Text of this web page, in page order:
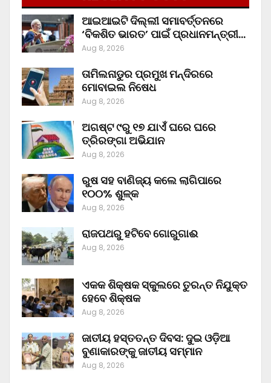
ଆଇଆଇଟି ଦିଲ୍ଲୀ ସମାବର୍ତ୍ତନରେ
‘ବିକଶିତ ଭାରତ’ ପାଇଁ ପ୍ରଧାନମନ୍ତ୍ରୀ…
Aug 8, 2026
ତାମିଲନାଡୁର ପ୍ରମୁଖ ମନ୍ଦିରରେ
ମୋବାଇଲ ନିଷେଧ
Aug 8, 2026
ଅଗଷ୍ଟ ୯ରୁ ୧୭ ଯାଏଁ ଘରେ ଘରେ
ତ୍ରିରଙ୍ଗା ଅଭିଯାନ
Aug 8, 2026
ରୁଷ ସହ ବାଣିଜ୍ୟ କଲେ ଲାଗିପାରେ
୧୦୦% ଶୁଳ୍କ
Aug 8, 2026
ରାଜପଥରୁ ହଟିବେ ଗୋରୁଗାଈ
Aug 8, 2026
ଏକକ ଶିକ୍ଷକ ସ୍କୁଲରେ ତୁରନ୍ତ ନିଯୁକ୍ତ
ହେବେ ଶିକ୍ଷକ
Aug 8, 2026
ଜାତୀୟ ହସ୍ତତନ୍ତ ଦିବସ: ଦୁଇ ଓଡ଼ିଆ
ବୁଣାକାରଙ୍କୁ ଜାତୀୟ ସମ୍ମାନ
Aug 8, 2026